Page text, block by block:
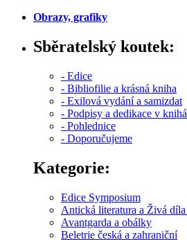
Obrazy, grafiky
Sběratelský koutek:
- Edice
- Bibliofilie a krásná kniha
- Exilová vydání a samizdat
- Podpisy a dedikace v
- Pohlednice
- Doporučujeme
Kategorie:
Edice Symposium
Antická literatura a Živá
Avantgarda a obálky
Beletrie česká a zahraniční